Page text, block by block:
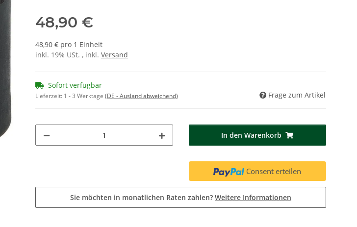
48,90 €
48,90 € pro 1 Einheit
inkl. 19% USt. , inkl. Versand
Sofort verfügbar
Lieferzeit: 1 - 3 Werktage (DE - Ausland abweichend) Frage zum Artikel
In den Warenkorb
Consent erteilen
Sie möchten in monatlichen Raten zahlen? Weitere Informationen